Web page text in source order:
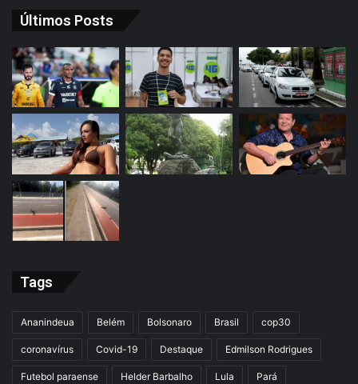
Últimos Posts
Tags
Ananindeua Belém Bolsonaro Brasil cop30
coronavírus Covid-19 Destaque Edmilson Rodrigues
Futebol paraense Helder Barbalho Lula Pará